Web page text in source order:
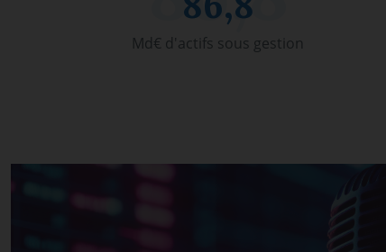
Md€ d'actifs sous gestion